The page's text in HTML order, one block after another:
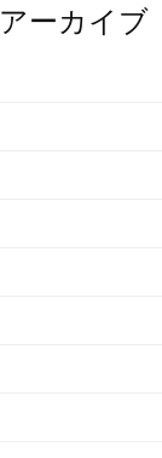
アーカイブ